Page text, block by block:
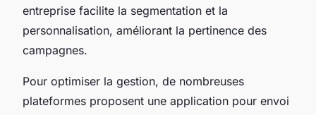
entreprise facilite la segmentation et la
personnalisation, améliorant la pertinence des
campagnes.
Pour optimiser la gestion, de nombreuses
plateformes proposent une application pour envoi